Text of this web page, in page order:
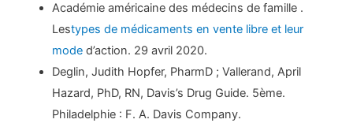
Académie américaine des médecins de famille .
Lestypes de médicaments en vente libre et leur
mode d’action. 29 avril 2020.
Deglin, Judith Hopfer, PharmD ; Vallerand, April
Hazard, PhD, RN, Davis’s Drug Guide. 5ème.
Philadelphie : F. A. Davis Company.